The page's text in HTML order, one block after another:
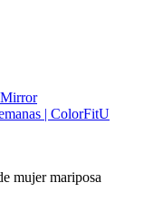
| ColorFitU
mujer mariposa